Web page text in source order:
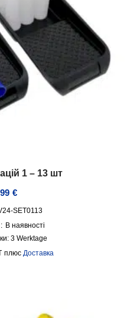
1 – 13 шт
€
SET0113
В наявності
3 Werktage
плюс Доставка